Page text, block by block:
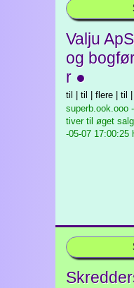
Valju
og
r ●
til | til | flere | til |
superb.ook.ooo
tiver til øget
-05-07 17:00:25